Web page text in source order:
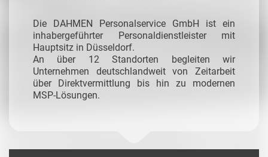
Die DAHMEN Personalservice GmbH ist ein
inhabergeführter Personaldienstleister mit
Hauptsitz in Düsseldorf.
An über 12 Standorten begleiten wir
Unternehmen deutschlandweit von Zeitarbeit
über Direktvermittlung bis hin zu modernen
MSP-Lösungen.